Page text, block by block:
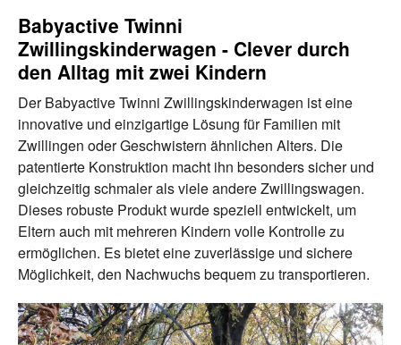
Babyactive Twinni
Zwillingskinderwagen - Clever durch
den Alltag mit zwei Kindern
Der Babyactive Twinni Zwillingskinderwagen ist eine
innovative und einzigartige Lösung für Familien mit
Zwillingen oder Geschwistern ähnlichen Alters. Die
patentierte Konstruktion macht ihn besonders sicher und
gleichzeitig schmaler als viele andere Zwillingswagen.
Dieses robuste Produkt wurde speziell entwickelt, um
Eltern auch mit mehreren Kindern volle Kontrolle zu
ermöglichen. Es bietet eine zuverlässige und sichere
Möglichkeit, den Nachwuchs bequem zu transportieren.